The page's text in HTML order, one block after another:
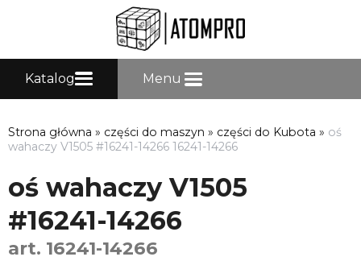
Katalog Menu
Strona główna » części do maszyn » części do Kubota » oś
wahaczy V1505 #16241-14266 16241-14266
oś wahaczy V1505
#16241-14266
art. 16241-14266